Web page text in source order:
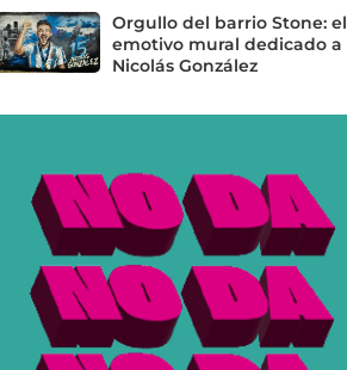
Orgullo del barrio Stone: el
emotivo mural dedicado a
Nicolás González